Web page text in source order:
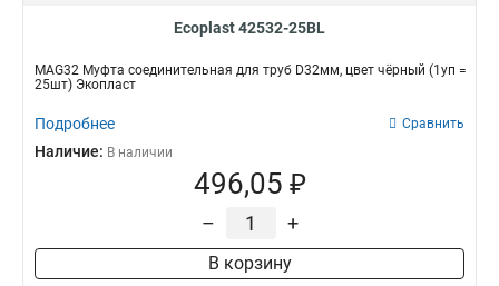
Ecoplast 42532-25BL
MAG32 Муфта соединительная для труб D32мм, цвет чёрный (1уп =
25шт) Экопласт
Подробнее Сравнить
Наличие: В наличии
496,05 ₽
– +
В корзину